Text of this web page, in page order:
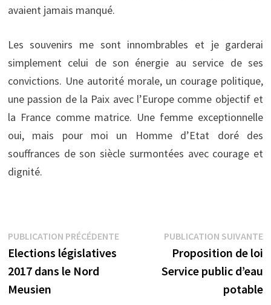
avaient jamais manqué.
Les souvenirs me sont innombrables et je garderai
simplement celui de son énergie au service de ses
convictions. Une autorité morale, un courage politique,
une passion de la Paix avec l’Europe comme objectif et
la France comme matrice. Une femme exceptionnelle
oui, mais pour moi un Homme d’Etat doré des
souffrances de son siècle surmontées avec courage et
dignité.
Navigation
de
l’article
PUBLICATION PRÉCÉDENTEPublication
précédente :
Elections législatives
2017 dans le Nord
Meusien
PUBLICATION SUIVANTE
Proposition de loi
Service public d’eau
potable